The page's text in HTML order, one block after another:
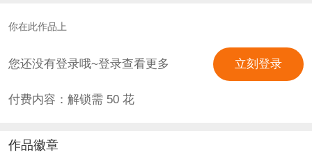
又睡着了。 攻略1约翰·洛佩兹（爱德华·弗
多 总是能找到乐子，追求自我，时刻在与自
由碰杯 对你却不一样。 “重要的是你。” 攻
略2亚伦·霍克（吉姆·斯图尔特） 年长你一
文克劳 为达到自己的利益可以做许多事 “是
你在此作品上
您还没有登录哦~登录查看更多 立刻登录
付费内容：解锁需 50花
作品徽章